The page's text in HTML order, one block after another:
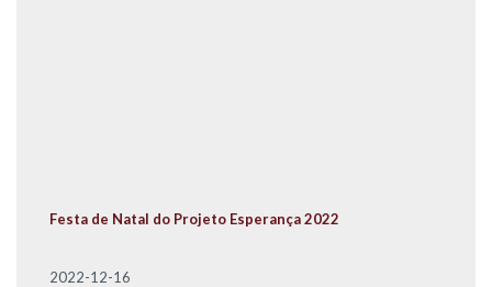
Festa de Natal do Projeto Esperança 2022
2022-12-16